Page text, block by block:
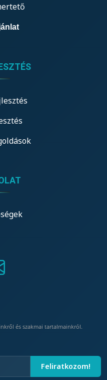
és szakmai tartalmainkról.